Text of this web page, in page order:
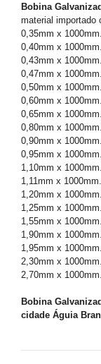
Bobina
material importado
0,35mm x 1000mm.
0,40mm x 1000mm.
0,43mm x 1000mm.
0,47mm x 1000mm.
0,50mm x 1000mm.
0,60mm x 1000mm.
0,65mm x 1000mm.
0,80mm x 1000mm.
0,90mm x 1000mm.
0,95mm x 1000mm.
1,10mm x 1000mm.
1,11mm x 1000mm.
1,20mm x 1000mm.
1,25mm x 1000mm.
1,55mm x 1000mm.
1,90mm x 1000mm.
1,95mm x 1000mm.
2,30mm x 1000mm.
2,70mm x 1000mm.
Bobina
cidade Águia